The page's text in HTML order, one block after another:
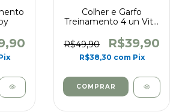
Colher e Garfo
Treinamento 4 un Vital
R$49,90
R$39,90
R$38,30 com Pix